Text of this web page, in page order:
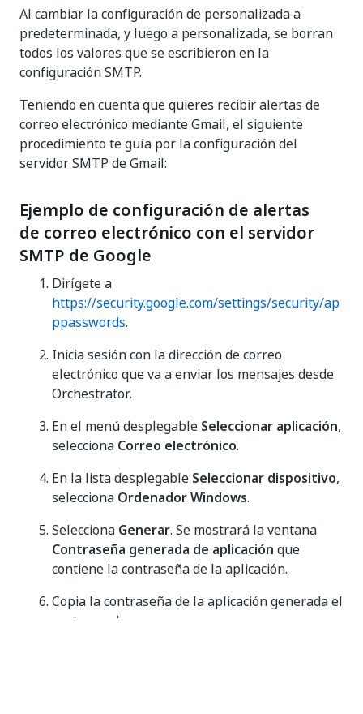
Al cambiar la configuración de personalizada a
predeterminada, y luego a personalizada, se borran
todos los valores que se escribieron en la
configuración SMTP.
Teniendo en cuenta que quieres recibir alertas de
correo electrónico mediante Gmail, el siguiente
procedimiento te guía por la configuración del
servidor SMTP de Gmail:
Ejemplo de configuración de alertas
de correo electrónico con el servidor
SMTP de Google
Dirígete a
https://security.google.com/settings/security/ap
ppasswords.
Inicia sesión con la dirección de correo
electrónico que va a enviar los mensajes desde
Orchestrator.
En el menú desplegable Seleccionar aplicación,
selecciona Correo electrónico.
En la lista desplegable Seleccionar dispositivo,
selecciona Ordenador Windows.
Selecciona Generar. Se mostrará la ventana
Contraseña generada de aplicación que
contiene la contraseña de la aplicación.
Copia la contraseña de la aplicación generada el
portapapeles.